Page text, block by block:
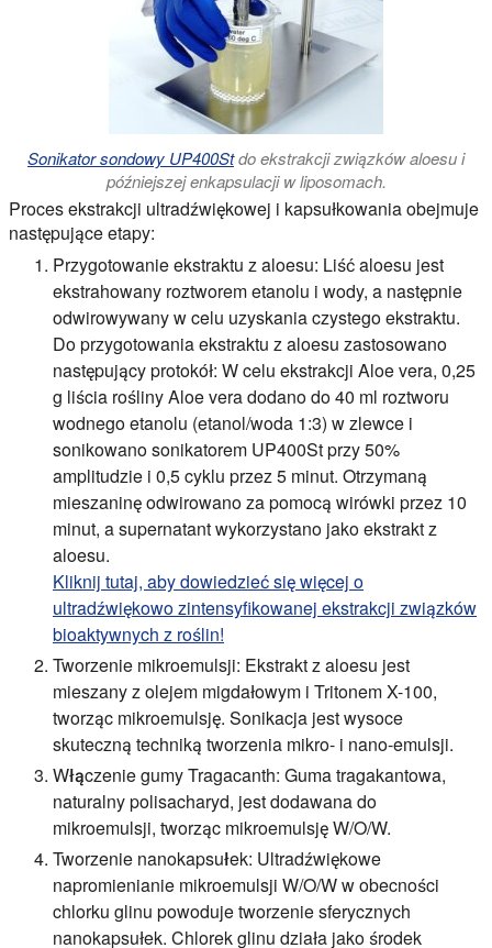
Sonikator sondowy UP400Stdo ekstrakcji związków aloesu i
późniejszej enkapsulacji w liposomach.
Proces ekstrakcji ultradźwiękowej i kapsułkowania obejmuje
następujące etapy:
Przygotowanie ekstraktu z aloesu: Liść aloesu jest
ekstrahowany roztworem etanolu i wody, a następnie
odwirowywany w celu uzyskania czystego ekstraktu.
Do przygotowania ekstraktu z aloesu zastosowano
następujący protokół: W celu ekstrakcji Aloe vera, 0,25
g liścia rośliny Aloe vera dodano do 40 ml roztworu
wodnego etanolu (etanol/woda 1:3) w zlewce i
sonikowano sonikatorem UP400St przy 50%
amplitudzie i 0,5 cyklu przez 5 minut. Otrzymaną
mieszaninę odwirowano za pomocą wirówki przez 10
minut, a supernatant wykorzystano jako ekstrakt z
aloesu.
Kliknij tutaj, aby dowiedzieć się więcej o
ultradźwiękowo zintensyfikowanej ekstrakcji związków
bioaktywnych z roślin!
Tworzenie mikroemulsji: Ekstrakt z aloesu jest
mieszany z olejem migdałowym i Tritonem X-100,
tworząc mikroemulsję. Sonikacja jest wysoce
skuteczną techniką tworzenia mikro- i nano-emulsji.
Włączenie gumy Tragacanth: Guma tragakantowa,
naturalny polisacharyd, jest dodawana do
mikroemulsji, tworząc mikroemulsję W/O/W.
Tworzenie nanokapsułek: Ultradźwiękowe
napromienianie mikroemulsji W/O/W w obecności
chlorku glinu powoduje tworzenie sferycznych
nanokapsułek. Chlorek glinu działa jako środek